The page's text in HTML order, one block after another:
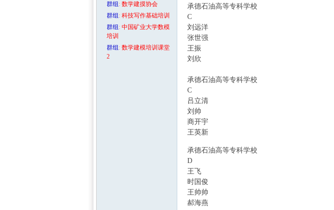
数学
群组 : 数学建摸协会
群组 : 科技写作基础培训
群组 : 中国矿业大学数模
培训
群组 : 数学建模培训课堂
2
承德石油高等专科学校
C
刘远洋
张世强
王振
刘欣
承德石油高等专科学校
C
吕立清
刘帅
商开宇
王英新
承德石油高等专科学校
D
王飞
时国俊
王帅帅
郝海燕